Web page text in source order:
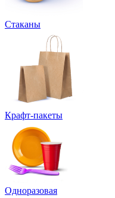
Стаканы
Крафт-пакеты
Одноразовая